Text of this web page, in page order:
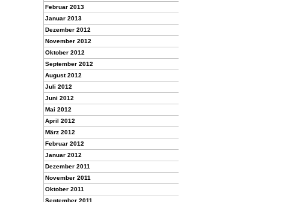
Februar 2013
Januar 2013
Dezember 2012
November 2012
Oktober 2012
September 2012
August 2012
Juli 2012
Juni 2012
Mai 2012
April 2012
März 2012
Februar 2012
Januar 2012
Dezember 2011
November 2011
Oktober 2011
September 2011